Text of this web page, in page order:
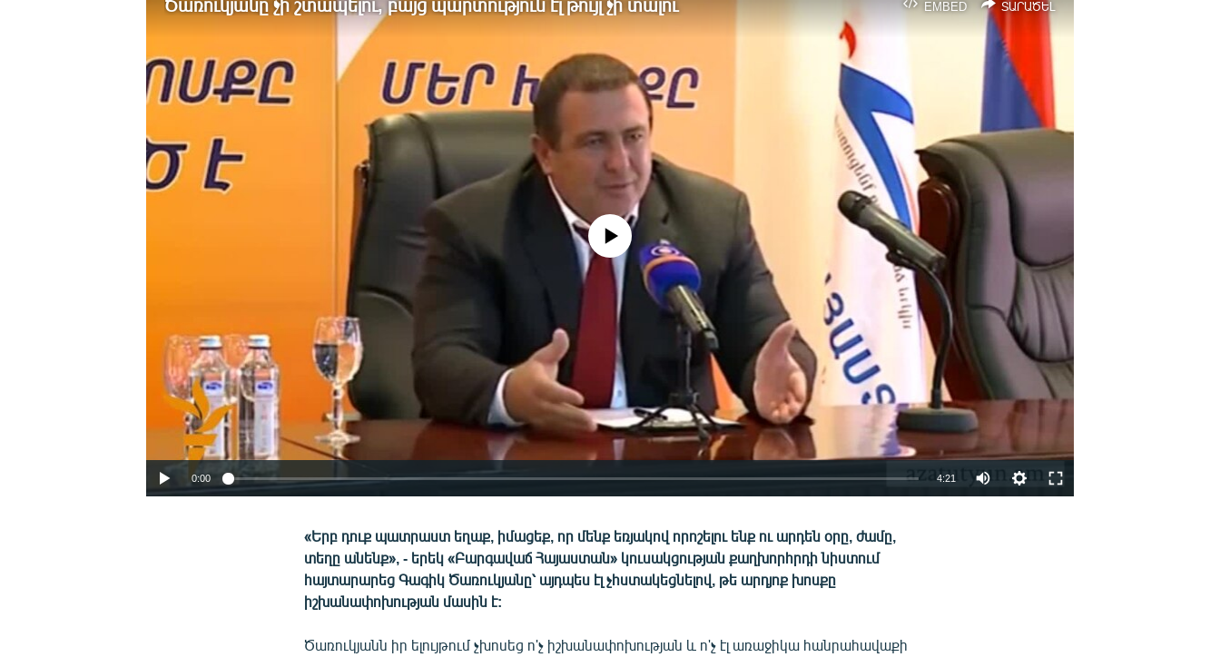
ՄԵԿՆԱԲԱՆՈՒԹՅՈՒՆ
EMBED ՏԱՐԱԾԵԼ
No media source currently available
0:00 4:21
«Երբ դուք պատրաստ եղաք, իմացեք, որ մենք եռյակով որոշելու ենք ու արդեն օրը, ժամը,
տեղը անենք», - երեկ «Բարգավաճ Հայաստան» կուսակցության քաղխորհրդի նիստում
հայտարարեց Գագիկ Ծառուկյանը՝ այդպես էլ չհստակեցնելով, թե արդյոք խոսքը
իշխանափոխության մասին է:
Ծառուկյանն իր ելույթում չխոսեց ո'չ իշխանափոխության և ո'չ էլ առաջիկա հանրահավաքի